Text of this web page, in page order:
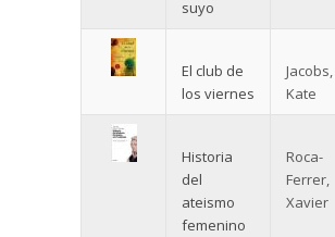
suyo
El club de
los viernes
Jacobs,
Kate
Historia
del
ateismo
femenino
Roca-
Ferrer,
Xavier